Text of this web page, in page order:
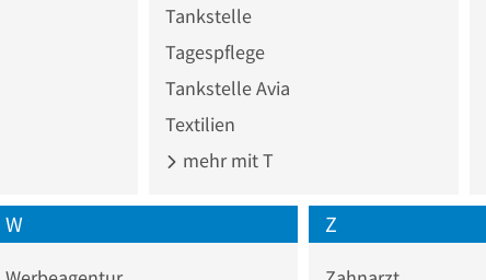
Tankstelle
Tagespflege
Tankstelle Avia
Textilien
mehr mit T
W Z